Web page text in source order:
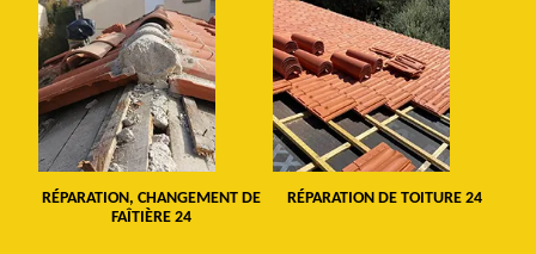
RÉPARATION, CHANGEMENT DE
FAÎTIÈRE 24
RÉPARATION DE TOITURE 24